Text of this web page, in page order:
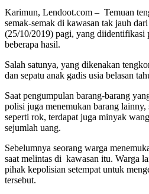
Karimun, Lendoot.com – Temuan
semak-semak di kawasan tak jauh
(25/10/2019) pagi, yang diidentifikasi
beberapa hasil.
Salah satunya, yang dikenakan
dan sepatu anak gadis usia belasan
Saat pengumpulan barang-barang
polisi juga menemukan barang
seperti rok, terdapat juga minyak
sejumlah uang.
Sebelumnya seorang warga
saat melintas di kawasan itu. Warga
pihak kepolisian setempat untuk
tersebut.